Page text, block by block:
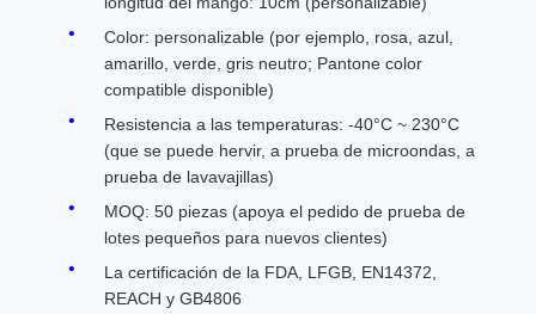
Color: personalizable (por ejemplo, rosa, azul,
amarillo, verde, gris neutro; Pantone color
compatible disponible)
Resistencia a las temperaturas: -40°C ~ 230°C
(que se puede hervir, a prueba de microondas, a
prueba de lavavajillas)
MOQ: 50 piezas (apoya el pedido de prueba de
lotes pequeños para nuevos clientes)
La certificación de la FDA, LFGB, EN14372,
REACH y GB4806